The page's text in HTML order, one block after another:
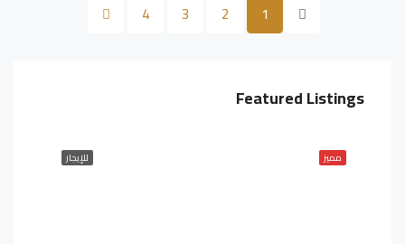
1
2
3
4
Featured Listings
للإيجار مميز